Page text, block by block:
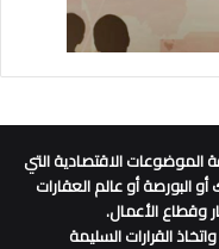
الاقتصادية التي
البورصة أو عالم العقارات
وقطاع الأعمال.
القرارات السليمة